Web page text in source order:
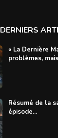
DERNIERS
« La Dernière
problèmes,
Résumé de la
épisode...